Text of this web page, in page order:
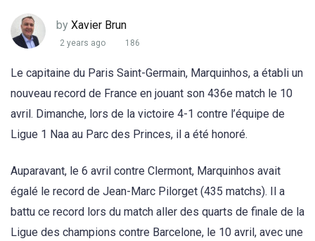
by Xavier Brun
2 years ago 186
Le capitaine du Paris Saint-Germain, Marquinhos, a établi un
nouveau record de France en jouant son 436e match le 10
avril. Dimanche, lors de la victoire 4-1 contre l’équipe de
Ligue 1 Naa au Parc des Princes, il a été honoré.
Auparavant, le 6 avril contre Clermont, Marquinhos avait
égalé le record de Jean-Marc Pilorget (435 matchs). Il a
battu ce record lors du match aller des quarts de finale de la
Ligue des champions contre Barcelone, le 10 avril, avec une